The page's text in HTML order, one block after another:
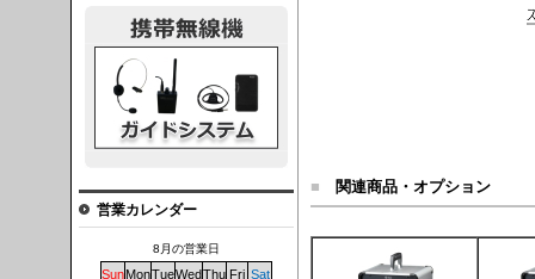
■ 関連商品・オプション
営業カレンダー
8月の営業日
SunMonTueWedThu Fri Sat